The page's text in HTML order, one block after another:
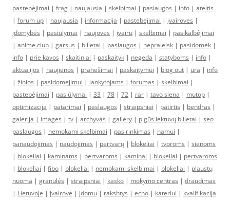
pastebėjimai | frag | naujausia | skelbimai | paslaugos | info | ateitis
| forum up | naujausia | informacija | pastebėjimai | įvairovės |
įdomybės | pasiūlymai | naujovės | įvairu | skelbimai | pasikalbėjimai
| anime club | garsus | bilietai | paslaugos | nepraleisk | pasidomėk |
info | prie kavos | skaitiniai | paskaityk | negeda | statyboms | info |
aktualijos | naujienos | pranešimai | paskaitymui | blog out | ura | info
| žinios | pasidomėjimui | lankytojams | forumas | skelbimai |
pastebėjimai | pasiūlymai | 33 | 78 | 72 | rar | tavo siena | mutop |
optimizacija | patarimai | paslaugos | straipsniai | patirtis | bendras |
galerija | images | tv | archyvas | gallery | pigūs lėktuvų bilietai | seo
paslaugos | nemokami skelbimai | pasirinkimas | namui |
panaudojimas | naudojimas | pertvarų | blokeliai | tvoroms | sienoms
| blokeliai | kaminams | pertvaroms | kaminai | blokeliai | pertvaroms
| blokeliai | fibo | blokeliai | nemokami skelbimai | blokeliai | plaustų
nuoma | granulės | straipsniai | kasko | mokymo centras | draudimas
| Lietuvoje | įvairovė | įdomu | rakshtys | echo | kateriui | kvalifikacija